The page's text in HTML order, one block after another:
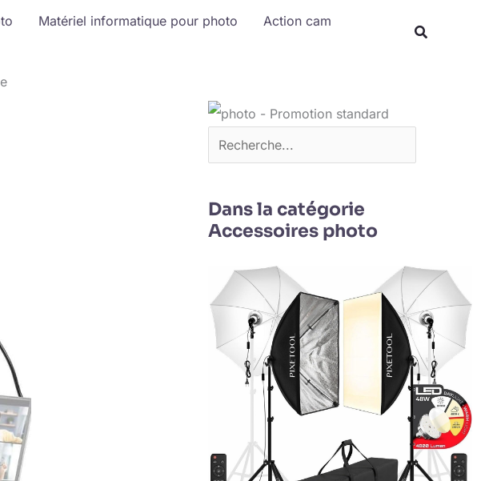
Matériel informatique pour photo
Action cam
Rechercher
Dans la catégorie
Accessoires photo